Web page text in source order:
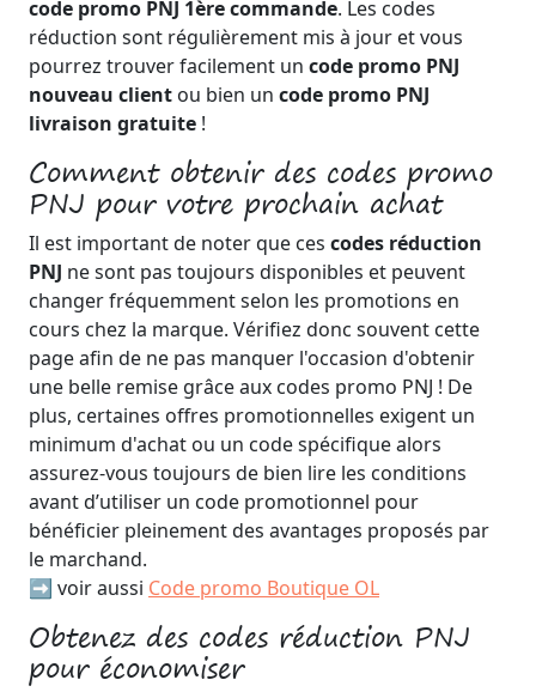
code promo PNJ 1ère commande. Les codes
réduction sont régulièrement mis à jour et vous
pourrez trouver facilement un code promo PNJ
nouveau client ou bien un code promo PNJ
livraison gratuite !
Comment obtenir des codes promo
PNJ pour votre prochain achat
Il est important de noter que ces codes réduction
PNJ ne sont pas toujours disponibles et peuvent
changer fréquemment selon les promotions en
cours chez la marque. Vérifiez donc souvent cette
page afin de ne pas manquer l'occasion d'obtenir
une belle remise grâce aux codes promo PNJ ! De
plus, certaines offres promotionnelles exigent un
minimum d'achat ou un code spécifique alors
assurez-vous toujours de bien lire les conditions
avant d’utiliser un code promotionnel pour
bénéficier pleinement des avantages proposés par
le marchand.
➡️ voir aussi Code promo Boutique OL
Obtenez des codes réduction PNJ
pour économiser